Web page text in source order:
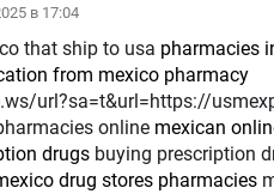
в 17:04
that ship to usa pharmacies
from mexico pharmacy
url?sa=t&url=https://
online mexican
drugs buying prescription
drug stores pharmacies